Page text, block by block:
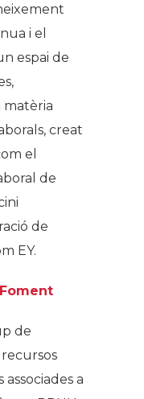
i el
espai de
matèria
creat
el
de
de
EY.
de
a